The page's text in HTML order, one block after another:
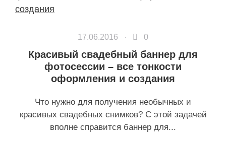
17.06.2016 · 0
Красивый свадебный баннер для
фотосессии – все тонкости
оформления и создания
Что нужно для получения необычных и
красивых свадебных снимков? С этой задачей
вполне справится баннер для...